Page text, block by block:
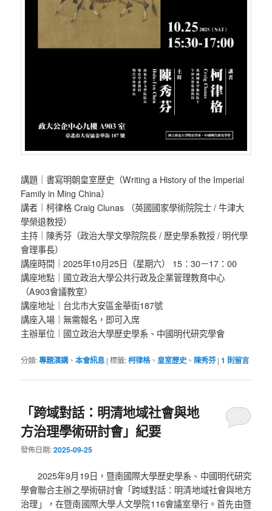
講題｜書寫明朝皇室歷史（Writing a History of the Imperial
Family in Ming China）
講者｜柯律格 Craig Clunas （英國國家學術院院士 / 牛津大
學榮退教授）
主持｜陳秀芬（政治大學文學院院長 / 歷史學系教授 / 明代學
會理事長）
講座時間｜2025年10月25日（星期六） 15：30－17：00
講座地點｜國立政治大學公共行政及企業管理教育中心
（A903會議教室）
講座地址｜台北市大安區金華街187號
講座入場｜無需報名，即可入席
主辦單位｜國立政治大學歷史學系、中國明代研究學會
分類:專題演講、本會訊息 |標籤:柯律格、 皇室歷史 、 陳秀芬 |1 則留言
「跨域對話：明清地域社會與地
方治理學術研討會」紀要
發佈日期:2025-09-25
2025年9月19日，暨南國際大學歷史學系、中國明代研究
學會聯合主辦之學術研討會「跨域對話：明清地域社會與地方
治理」，在暨南國際大學人文學院116會議室舉行。首先由暨